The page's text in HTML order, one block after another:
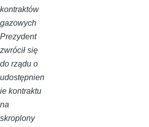
kontraktów
gazowych
Prezydent
zwrócił się
do rządu o
udostępnien
ie kontraktu
na
skroplony